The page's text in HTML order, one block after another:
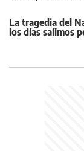
La tragedia del
los días salimos